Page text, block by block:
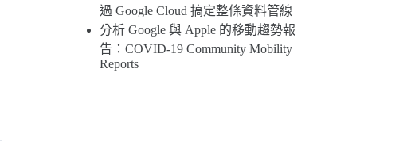
過 Google Cloud 搞定整條資料管線
分析 Google 與 Apple 的移動趨勢報
告：COVID-19 Community Mobility
Reports